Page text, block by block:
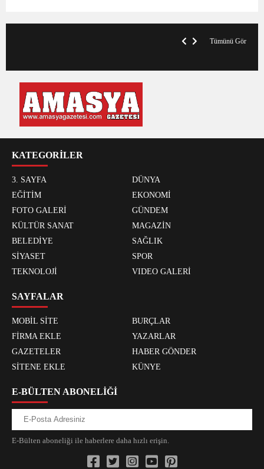
Tümünü Gör
KATEGORİLER
3. SAYFA
DÜNYA
EĞİTİM
EKONOMİ
FOTO GALERİ
GÜNDEM
KÜLTÜR SANAT
MAGAZİN
BELEDİYE
SAĞLIK
SİYASET
SPOR
TEKNOLOJİ
VIDEO GALERİ
SAYFALAR
MOBİL SİTE
BURÇLAR
FİRMA EKLE
YAZARLAR
GAZETELER
HABER GÖNDER
SİTENE EKLE
KÜNYE
E-BÜLTEN ABONELİĞİ
E-Bülten aboneliği ile haberlere daha hızlı erişin.